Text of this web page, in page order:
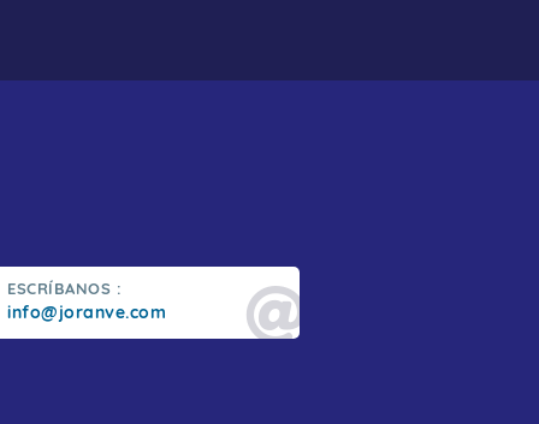
ESCRÍBANOS :
info@joranve.com